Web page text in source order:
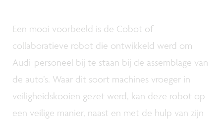
Een mooi voorbeeld is de Cobot of
collaboratieve robot die ontwikkeld werd om
Audi-personeel bij te staan bij de assemblage van
de auto’s. Waar dit soort machines vroeger in
veiligheidskooien gezet werd, kan deze robot op
een veilige manier, naast en met de hulp van zijn